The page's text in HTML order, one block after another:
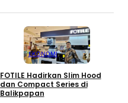
EKONOMI
FOTILE Hadirkan Slim Hood
dan Compact Series di
Balikpapan